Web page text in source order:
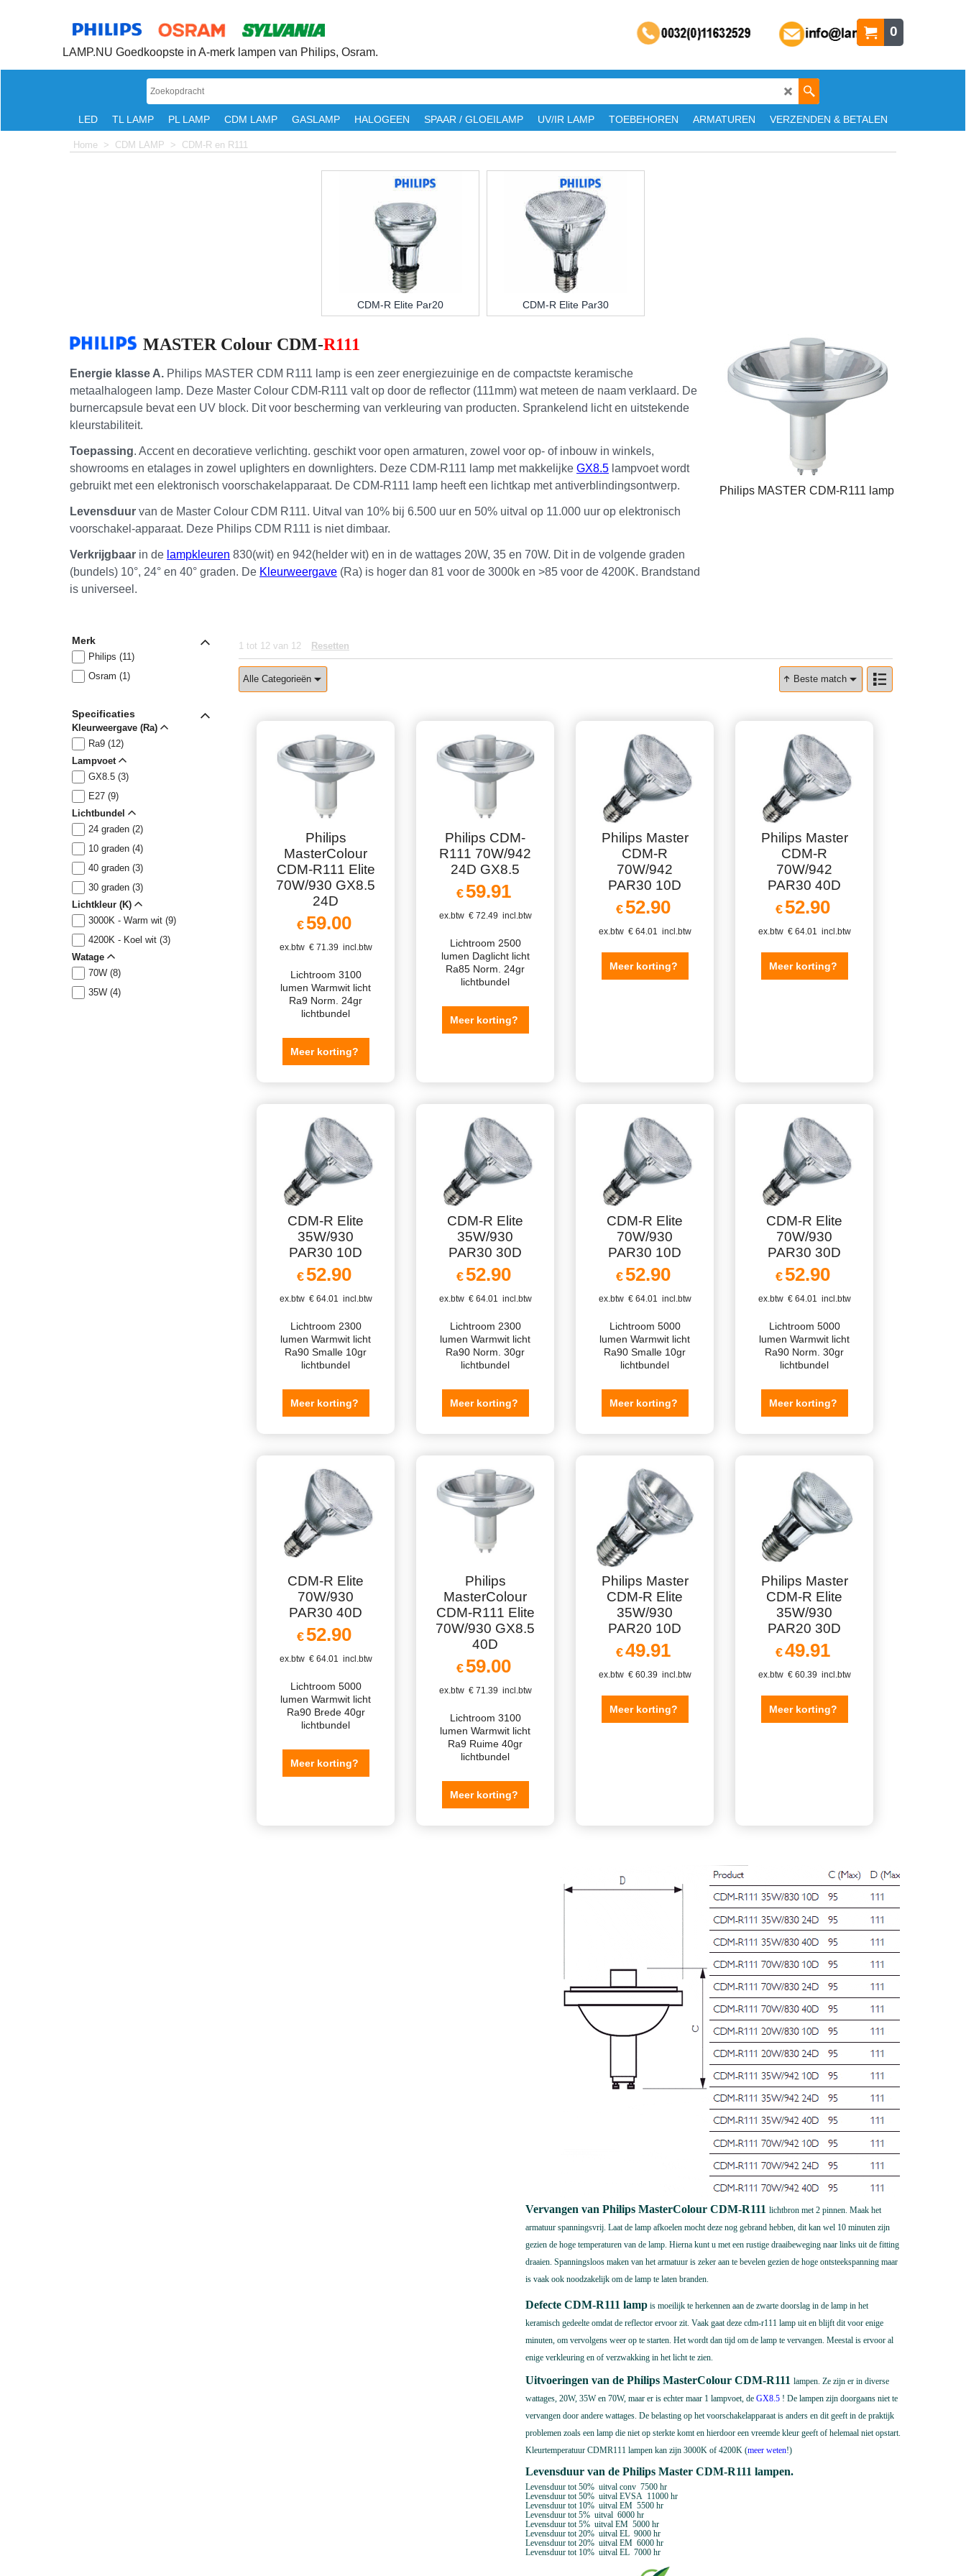
0
LAMP.NU Goedkoopste in A-merk lampen van Philips, Osram.
LED TL LAMP PL LAMP CDM LAMP GASLAMP HALOGEEN SPAAR / GLOEILAMP UV/IR LAMP TOEBEHOREN ARMATUREN VERZENDEN & BETALEN
Home > CDM LAMP > CDM-R en R111
CDM-R Elite Par20 CDM-R Elite Par30
Philips MASTER CDM-R111 lamp
MASTER Colour CDM-R111
Energie klasse A. Philips MASTER CDM R111 lamp is een zeer energiezuinige en de compactste keramische
metaalhalogeen lamp. Deze Master Colour CDM-R111 valt op door de reflector (111mm) wat meteen de naam verklaard. De
burnercapsule bevat een UV block. Dit voor bescherming van verkleuring van producten. Sprankelend licht en uitstekende
kleurstabiliteit.
Toepassing. Accent en decoratieve verlichting. geschikt voor open armaturen, zowel voor op- of inbouw in winkels,
showrooms en etalages in zowel uplighters en downlighters. Deze CDM-R111 lamp met makkelijke GX8.5 lampvoet wordt
gebruikt met een elektronisch voorschakelapparaat. De CDM-R111 lamp heeft een lichtkap met antiverblindingsontwerp.
Levensduur van de Master Colour CDM R111. Uitval van 10% bij 6.500 uur en 50% uitval op 11.000 uur op elektronisch
voorschakel-apparaat. Deze Philips CDM R111 is niet dimbaar.
Verkrijgbaar in de lampkleuren 830(wit) en 942(helder wit) en in de wattages 20W, 35 en 70W. Dit in de volgende graden
(bundels) 10°, 24° en 40° graden. De Kleurweergave (Ra) is hoger dan 81 voor de 3000k en >85 voor de 4200K. Brandstand
is universeel.
Merk
Philips (11)
Osram (1)
Specificaties
Kleurweergave (Ra)
Ra9 (12)
Lampvoet
GX8.5 (3)
E27 (9)
Lichtbundel
24 graden (2)
10 graden (4)
40 graden (3)
30 graden (3)
Lichtkleur (K)
3000K - Warm wit (9)
4200K - Koel wit (3)
Watage
70W (8)
35W (4)
1 tot 12 van 12 Resetten
Alle Categorieën Beste match
Philips
MasterColour
CDM-R111 Elite
70W/930 GX8.5
24D
€ 59.00
ex.btw € 71.39 incl.btw
Lichtroom 3100
lumen Warmwit licht
Ra9 Norm. 24gr
lichtbundel
Meer korting?
Philips CDM-
R111 70W/942
24D GX8.5
€ 59.91
ex.btw € 72.49 incl.btw
Lichtroom 2500
lumen Daglicht licht
Ra85 Norm. 24gr
lichtbundel
Meer korting?
Philips Master
CDM-R
70W/942
PAR30 10D
€ 52.90
ex.btw € 64.01 incl.btw
Meer korting?
Philips Master
CDM-R
70W/942
PAR30 40D
€ 52.90
ex.btw € 64.01 incl.btw
Meer korting?
CDM-R Elite
35W/930
PAR30 10D
€ 52.90
ex.btw € 64.01 incl.btw
Lichtroom 2300
lumen Warmwit licht
Ra90 Smalle 10gr
lichtbundel
Meer korting?
CDM-R Elite
35W/930
PAR30 30D
€ 52.90
ex.btw € 64.01 incl.btw
Lichtroom 2300
lumen Warmwit licht
Ra90 Norm. 30gr
lichtbundel
Meer korting?
CDM-R Elite
70W/930
PAR30 10D
€ 52.90
ex.btw € 64.01 incl.btw
Lichtroom 5000
lumen Warmwit licht
Ra90 Smalle 10gr
lichtbundel
Meer korting?
CDM-R Elite
70W/930
PAR30 30D
€ 52.90
ex.btw € 64.01 incl.btw
Lichtroom 5000
lumen Warmwit licht
Ra90 Norm. 30gr
lichtbundel
Meer korting?
CDM-R Elite
70W/930
PAR30 40D
€ 52.90
ex.btw € 64.01 incl.btw
Lichtroom 5000
lumen Warmwit licht
Ra90 Brede 40gr
lichtbundel
Meer korting?
Philips
MasterColour
CDM-R111 Elite
70W/930 GX8.5
40D
€ 59.00
ex.btw € 71.39 incl.btw
Lichtroom 3100
lumen Warmwit licht
Ra9 Ruime 40gr
lichtbundel
Meer korting?
Philips Master
CDM-R Elite
35W/930
PAR20 10D
€49.91
ex.btw € 60.39 incl.btw
Meer korting?
Philips Master
CDM-R Elite
35W/930
PAR20 30D
€49.91
ex.btw € 60.39 incl.btw
Meer korting?
Vervangen van Philips MasterColour CDM-R111 lichtbron met 2 pinnen. Maak het
armatuur spanningsvrij. Laat de lamp afkoelen mocht deze nog gebrand hebben, dit kan wel 10 minuten zijn
gezien de hoge temperaturen van de lamp. Hierna kunt u met een rustige draaibeweging naar links uit de fitting
draaien. Spanningsloos maken van het armatuur is zeker aan te bevelen gezien de hoge ontsteekspanning maar
is vaak ook noodzakelijk om de lamp te laten branden.
Defecte CDM-R111 lamp is moeilijk te herkennen aan de zwarte doorslag in de lamp in het
keramisch gedeelte omdat de reflector ervoor zit. Vaak gaat deze cdm-r111 lamp uit en blijft dit voor enige
minuten, om vervolgens weer op te starten. Het wordt dan tijd om de lamp te vervangen. Meestal is ervoor al
enige verkleuring en of verzwakking in het licht te zien.
Uitvoeringen van de Philips MasterColour CDM-R111 lampen. Ze zijn er in diverse
wattages, 20W, 35W en 70W, maar er is echter maar 1 lampvoet, de GX8.5 ! De lampen zijn doorgaans niet te
vervangen door andere wattages. De belasting op het voorschakelapparaat is anders en dit geeft in de praktijk
problemen zoals een lamp die niet op sterkte komt en hierdoor een vreemde kleur geeft of helemaal niet opstart.
Kleurtemperatuur CDMR111 lampen kan zijn 3000K of 4200K (meer weten!)
Levensduur van de Philips Master CDM-R111 lampen.
Levensduur tot 50% uitval conv 7500 hr
Levensduur tot 50% uitval EVSA 11000 hr
Levensduur tot 10% uitval EM 5500 hr
Levensduur tot 5% uitval 6000 hr
Levensduur tot 5% uitval EM 5000 hr
Levensduur tot 20% uitval EL 9000 hr
Levensduur tot 20% uitval EM 6000 hr
Levensduur tot 10% uitval EL 7000 hr